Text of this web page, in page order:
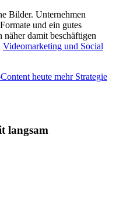
Bilder. Unternehmen
und ein gutes
damit beschäftigen
Videomarketing und Social
heute mehr Strategie
langsam